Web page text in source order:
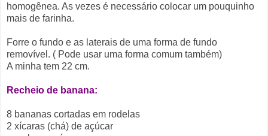
homogênea. As vezes é necessário colocar um pouquinho
mais de farinha.
Forre o fundo e as laterais de uma forma de fundo
removível. ( Pode usar uma forma comum também)
A minha tem 22 cm.
Recheio de banana:
8 bananas cortadas em rodelas
2 xícaras (chá) de açúcar